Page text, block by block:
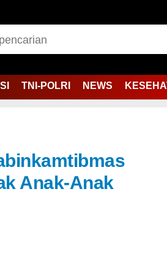
TNI-POLRI NEWS
Anak-Anak